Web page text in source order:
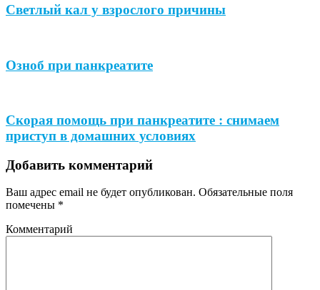
Светлый кал у взрослого причины
Озноб при панкреатите
Скорая помощь при панкреатите : снимаем
приступ в домашних условиях
Добавить комментарий
Ваш адрес email не будет опубликован. Обязательные поля
помечены *
Комментарий